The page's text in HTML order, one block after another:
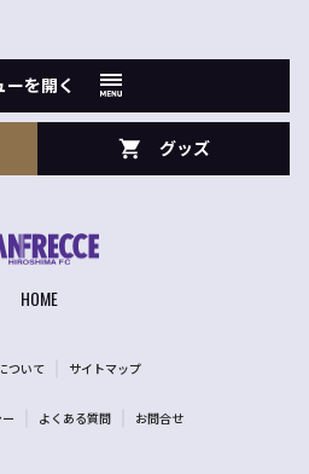
ーを開く
グッズ
HOME
ついて サイトマップ
よくある質問 お問合せ